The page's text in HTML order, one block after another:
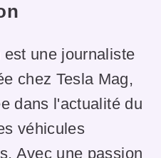
est une journaliste
chez Tesla Mag,
dans l'actualité du
véhicules
Avec une passion